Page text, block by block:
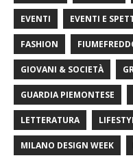
EVENTI EVENTI E
FASHION
GIOVANI & SOCIETÀ
GUARDIA PIEMONTESE
LETTERATURA
MILANO DESIGN WEEK